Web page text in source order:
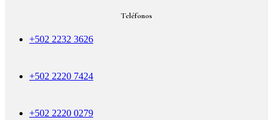
Teléfonos
+502 2232 3626
+502 2220 7424
+502 2220 0279